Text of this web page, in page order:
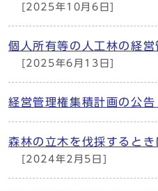
[2025年10月6日]
個人所有等の人工林の経
[2025年6月13日]
経営管理権集積計画の公告
森林の立木を伐採するとき
[2024年2月5日]